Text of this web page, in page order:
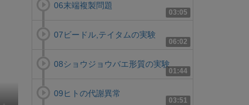
03:05
06末端複製問題
06:02
07ビードル,テイタムの実験
01:44
08ショウジョウバエ形質の実験
03:51
09ヒトの代謝異常